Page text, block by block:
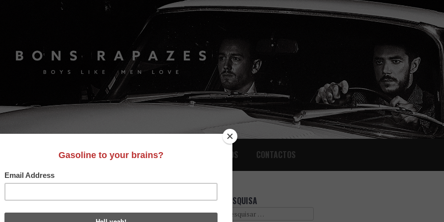
LIFESTYLE VIDEO MOTORES BONS AMIGOS CONTACTOS
PESQUISA
Search